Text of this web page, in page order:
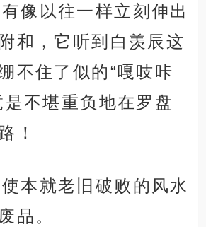
像以往一样立刻伸出
和，它听到白羡辰这
不住了似的“嘎吱咔
是不堪重负地在罗盘
！
本就老旧破败的风水
品。